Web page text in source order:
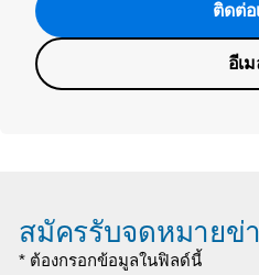
ติดต่อ
อีเ
สมัครรับจดหมายข่
* ต้องกรอกข้อมูลในฟิลด์นี้